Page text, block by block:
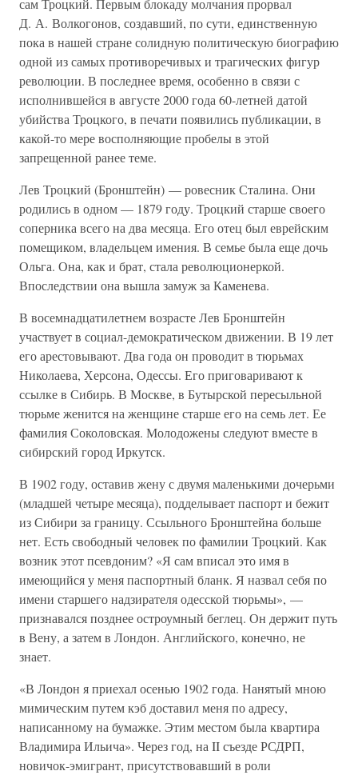
сам Троцкий. Первым блокаду молчания прорвал
Д. А. Волкогонов, создавший, по сути, единственную
пока в нашей стране солидную политическую биографию
одной из самых противоречивых и трагических фигур
революции. В последнее время, особенно в связи с
исполнившейся в августе 2000 года 60-летней датой
убийства Троцкого, в печати появились публикации, в
какой-то мере восполняющие пробелы в этой
запрещенной ранее теме.
Лев Троцкий (Бронштейн) — ровесник Сталина. Они
родились в одном — 1879 году. Троцкий старше своего
соперника всего на два месяца. Его отец был еврейским
помещиком, владельцем имения. В семье была еще дочь
Ольга. Она, как и брат, стала революционеркой.
Впоследствии она вышла замуж за Каменева.
В восемнадцатилетнем возрасте Лев Бронштейн
участвует в социал-демократическом движении. В 19 лет
его арестовывают. Два года он проводит в тюрьмах
Николаева, Херсона, Одессы. Его приговаривают к
ссылке в Сибирь. В Москве, в Бутырской пересыльной
тюрьме женится на женщине старше его на семь лет. Ее
фамилия Соколовская. Молодожены следуют вместе в
сибирский город Иркутск.
В 1902 году, оставив жену с двумя маленькими дочерьми
(младшей четыре месяца), подделывает паспорт и бежит
из Сибири за границу. Ссыльного Бронштейна больше
нет. Есть свободный человек по фамилии Троцкий. Как
возник этот псевдоним? «Я сам вписал это имя в
имеющийся у меня паспортный бланк. Я назвал себя по
имени старшего надзирателя одесской тюрьмы», —
признавался позднее остроумный беглец. Он держит путь
в Вену, а затем в Лондон. Английского, конечно, не
знает.
«В Лондон я приехал осенью 1902 года. Нанятый мною
мимическим путем кэб доставил меня по адресу,
написанному на бумажке. Этим местом была квартира
Владимира Ильича». Через год, на II съезде РСДРП,
новичок-эмигрант, присутствовавший в роли